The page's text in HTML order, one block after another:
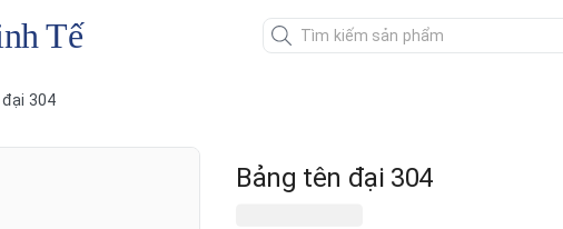
Tế
304
Bảng tên đại 304